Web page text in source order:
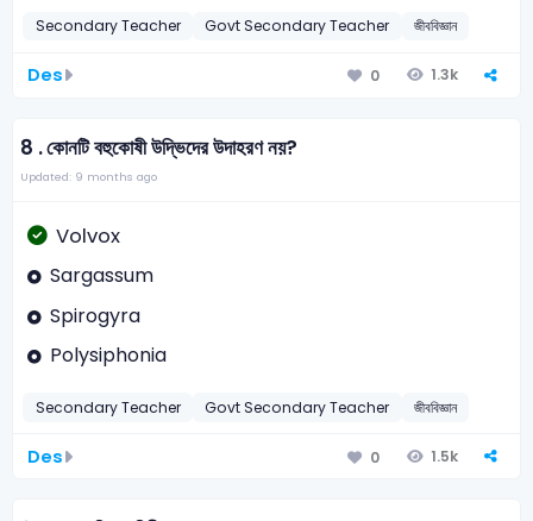
Secondary Teacher Govt Secondary Teacher জীববিজ্ঞান
Des 0 1.3k
8 .কোনটি বহুকোষী উদ্ভিদের উদাহরণ নয়?
Updated: 9 months ago
Volvox
Sargassum
Spirogyra
Polysiphonia
Secondary Teacher Govt Secondary Teacher জীববিজ্ঞান
Des 0 1.5k